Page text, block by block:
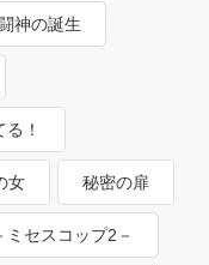
神の誕生
！
女 秘密の扉
セスコップ2－